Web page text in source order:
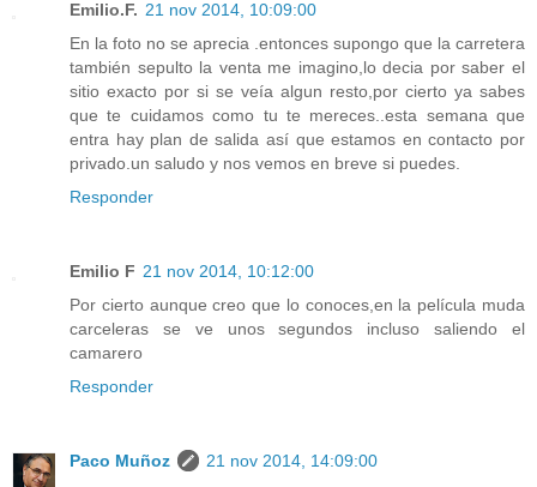
Emilio.F. 21 nov 2014, 10:09:00
En la foto no se aprecia .entonces supongo que la carretera
también sepulto la venta me imagino,lo decia por saber el
sitio exacto por si se veía algun resto,por cierto ya sabes
que te cuidamos como tu te mereces..esta semana que
entra hay plan de salida así que estamos en contacto por
privado.un saludo y nos vemos en breve si puedes.
Responder
Emilio F 21 nov 2014, 10:12:00
Por cierto aunque creo que lo conoces,en la película muda
carceleras se ve unos segundos incluso saliendo el
camarero
Responder
Paco Muñoz
21 nov 2014, 14:09:00